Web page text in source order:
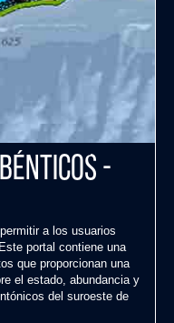
-
a los usuarios
portal contiene una
que proporcionan una
el estado, abundancia y
del suroeste de